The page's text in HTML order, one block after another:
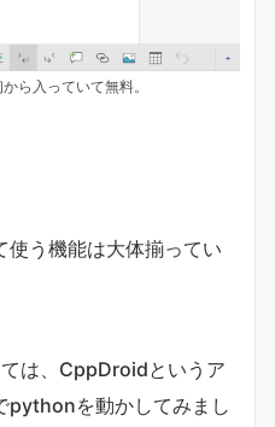
ら入っていて無料。
う機能は大体揃ってい
は、CppDroidというア
pythonを動かしてみまし